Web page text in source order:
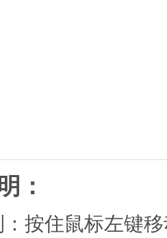
：
按住鼠标左键